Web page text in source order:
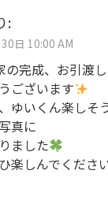
:
日 10:00 AM
完成、お引渡し
ございます
ゆいくん楽しそ
真に
ました
楽しんでくださ